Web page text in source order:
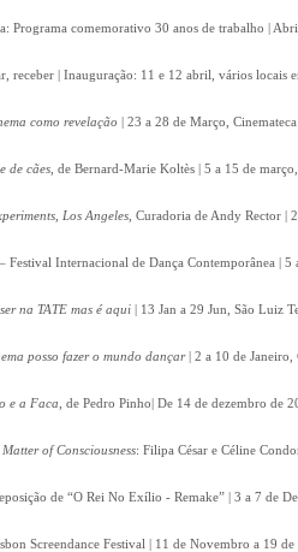
Programa comemorativo 30 anos de trabalho |
receber | Inauguração: 11 e 12 abril, vários locais
como revelação | 23 a 28 de Março,
de cães , de Bernard-Marie Koltès | 5 a 15 de
Los Angeles , Curadoria de Andy Rector
Festival Internacional de Dança Contemporânea |
na TATE mas é aqui | 13 Jan a 29 Jun, São Luiz
posso fazer o mundo dançar| 2 a 10 de Janeiro,
e a Faca , de Pedro Pinho| De 14 de dezembro de
of Consciousness: Filipa César e Céline
de “O Rei No Exílio - Remake” | 3 a 7 de
Screendance Festival | 11 de Novembro a 19